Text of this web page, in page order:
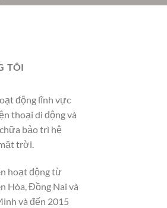
TÔI
động lĩnh vực
thoại di động và
bảo trì hệ
trời.
hoạt động từ
Hòa, Đồng Nai và
và đến 2015